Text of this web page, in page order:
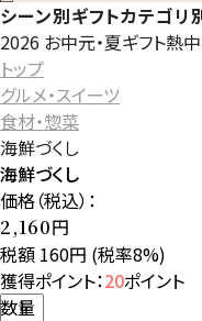
シーン別ギフトカテゴリ
2026 お中元・夏ギフト熱
トップ
グルメ・スイーツ
食材・惣菜
海鮮づくし
海鮮づくし
価格（税込）：
2,160円
税額 160円 (税率8%)
獲得ポイント：20ポイント
数量